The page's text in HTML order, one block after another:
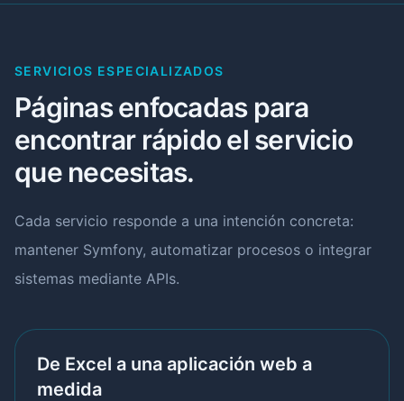
SERVICIOS ESPECIALIZADOS
Páginas enfocadas para
encontrar rápido el servicio
que necesitas.
Cada servicio responde a una intención concreta:
mantener Symfony, automatizar procesos o integrar
sistemas mediante APIs.
De Excel a una aplicación web a
medida